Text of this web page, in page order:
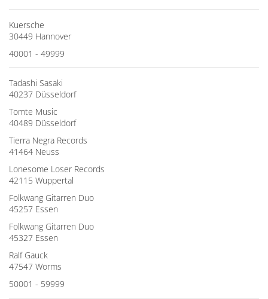
Kuersche
30449 Hannover
40001 - 49999
Tadashi Sasaki
40237 Düsseldorf
Tomte Music
40489 Düsseldorf
Tierra Negra Records
41464 Neuss
Lonesome Loser Records
42115 Wuppertal
Folkwang Gitarren Duo
45257 Essen
Folkwang Gitarren Duo
45327 Essen
Ralf Gauck
47547 Worms
50001 - 59999